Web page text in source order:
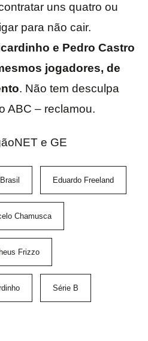
uns quatro ou
para não cair.
e Pedro Castro
jogadores, de
. Não tem desculpa
ABC – reclamou.
e GE
Eduardo Freeland
Chamusca
Frizzo
Série B